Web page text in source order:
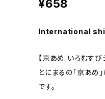
¥658
International
【京あめ いろむすび
とにまるの「京あ
です。